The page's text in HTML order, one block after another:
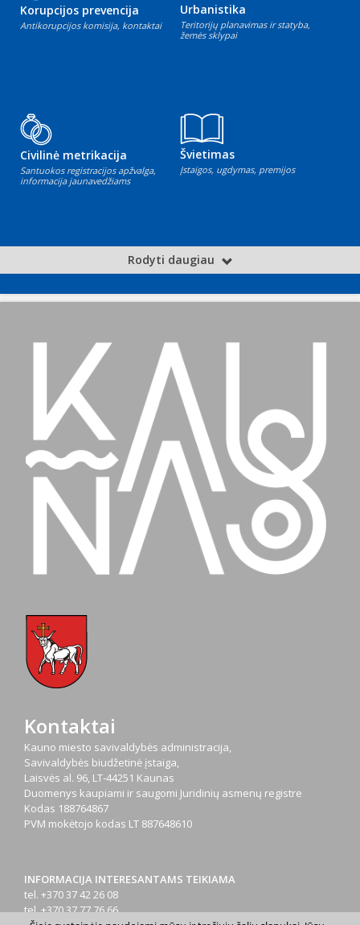
Korupcijos prevencija
Antikorupcijos komisija, kontaktai
Urbanistika
Teritorijų planavimas ir statyba,
žemės sklypai
Civilinė metrikacija
Santuokos registracijos apžvalga,
informacija jaunavedžiams
Švietimas
Įstaigos, ugdymas, premijos
Rodyti daugiau
Kontaktai
Kauno miesto savivaldybės administracija,
Savivaldybės biudžetinė įstaiga,
Laisvės al. 96, LT-44251 Kaunas
Duomenys kaupiami ir saugomi Juridinių asmenų registre
Kodas 188764867
PVM mokėtojo kodas LT 887648610
INFORMACIJA INTERESANTAMS TEIKIAMA
tel. +370 37 42 26 08
tel. +370 37 77 76 66